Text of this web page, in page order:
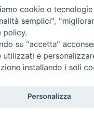
diritti riservati - Vita
cookie o
semplici",
policy.
su "accetta"
utilizzati e
installando i soli
Personalizza